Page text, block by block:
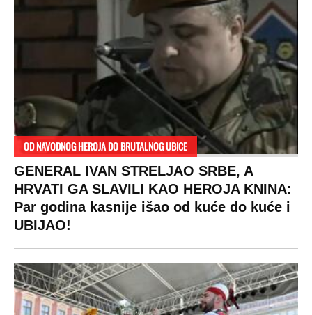
OD NAVODNOG HEROJA DO BRUTALNOG UBICE
GENERAL IVAN STRELJAO SRBE, A
HRVATI GA SLAVILI KAO HEROJA KNINA:
Par godina kasnije išao od kuće do kuće i
UBIJAO!